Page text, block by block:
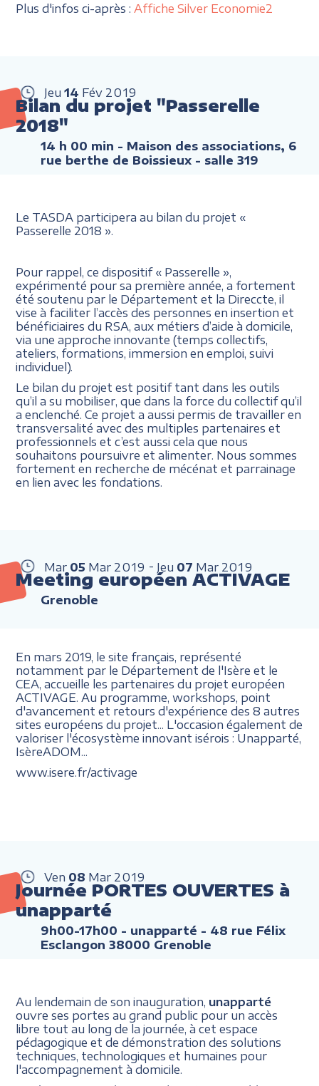
Plus d'infos ci-après : Affiche Silver Economie2
Jeu 14 Fév 2019
Bilan du projet "Passerelle
2018"
14 h 00 min - Maison des associations, 6
rue berthe de Boissieux - salle 319
Le TASDA participera au bilan du projet «
Passerelle 2018 ».
Pour rappel, ce dispositif « Passerelle »,
expérimenté pour sa première année, a fortement
été soutenu par le Département et la Direccte, il
vise à faciliter l’accès des personnes en insertion et
bénéficiaires du RSA, aux métiers d’aide à domicile,
via une approche innovante (temps collectifs,
ateliers, formations, immersion en emploi, suivi
individuel).
Le bilan du projet est positif tant dans les outils
qu’il a su mobiliser, que dans la force du collectif qu’il
a enclenché. Ce projet a aussi permis de travailler en
transversalité avec des multiples partenaires et
professionnels et c’est aussi cela que nous
souhaitons poursuivre et alimenter. Nous sommes
fortement en recherche de mécénat et parrainage
en lien avec les fondations.
Mar 05 Mar 2019 Jeu 07 Mar 2019
Meeting européen ACTIVAGE
Grenoble
En mars 2019, le site français, représenté
notamment par le Département de l'Isère et le
CEA, accueille les partenaires du projet européen
ACTIVAGE. Au programme, workshops, point
d'avancement et retours d'expérience des 8 autres
sites européens du projet... L'occasion également de
valoriser l'écosystème innovant isérois : Unapparté,
IsèreADOM...
www.isere.fr/activage
Ven 08 Mar 2019
Journée PORTES OUVERTES à
unapparté
9h00-17h00 - unapparté - 48 rue Félix
Esclangon 38000 Grenoble
Au lendemain de son inauguration, unapparté
ouvre ses portes au grand public pour un accès
libre tout au long de la journée, à cet espace
pédagogique et de démonstration des solutions
techniques, technologiques et humaines pour
l'accompagnement à domicile.